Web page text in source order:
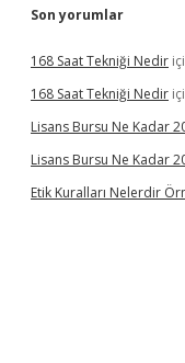
Son yorumlar
168 Saat Tekniği Nedir
168 Saat Tekniği Nedir
Lisans Bursu Ne Kadar
Lisans Bursu Ne Kadar
Etik Kuralları Nelerdir